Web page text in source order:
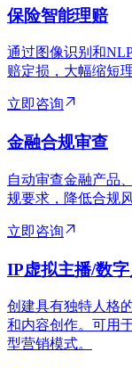
保险智能理赔
通过图像识别和
赔定损，大幅缩短
立即咨询
金融合规审查
自动审查金融产品
规要求，降低合规风
立即咨询
IP虚拟主播/数字
创建具有独特人格
和内容创作。可用
型营销模式。